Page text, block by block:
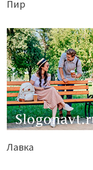
Пир
Лавка